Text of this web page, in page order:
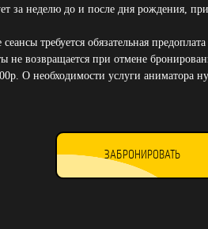
за неделю до и после дня рождения,
сеансы требуется обязательная
не возвращается при отмене
О необходимости услуги аниматора
ЗАБРОНИРОВАТЬ